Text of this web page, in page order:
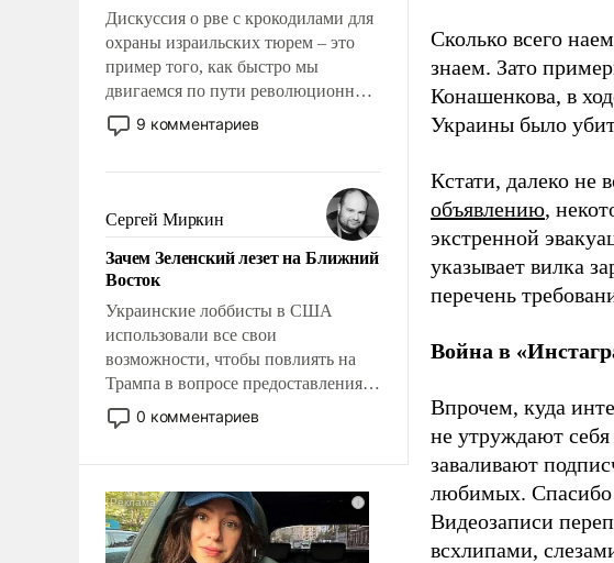
Дискуссия о рве с крокодилами для
охраны израильских тюрем – это
пример того, как быстро мы
двигаемся по пути революционных
изменений. То, что несколько лет
назад было образом для
9 комментариев
Сергей Миркин
Зачем Зеленский лезет на Ближний
Восток
Украинские лоббисты в США
использовали все свои
возможности, чтобы повлиять на
Трампа в вопросе предоставления
вооружений своим нанимателям.
Вероятно, кому-то из тех, кто
продемонстрировать, что Украина
вступила в вооруженное
противостояние с Ираном.
0 комментариев
Сколько всего
знаем. Зато
Конашенкова, в
Украины было
Кстати, далеко не
объявлению,
экстренной
указывает вилка
перечень
Война в «
Впрочем, куда
не утруждают
заваливают
любимых. Спасибо
Видеозаписи
всхлипами,